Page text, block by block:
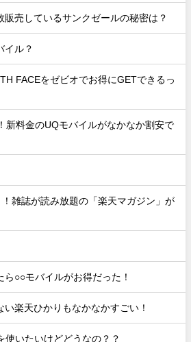
販売しているサンクゼールの秘密は？
イル？
FACEをゼビオでお得にGETできるっ
新料金のUQモバイルがなかなか割安で
雑誌が読み放題の「楽天マガジン」が
○○モバイルがお得だった！
楽天ひかりもなかなかすごい！
使いたいけどどうなの？？